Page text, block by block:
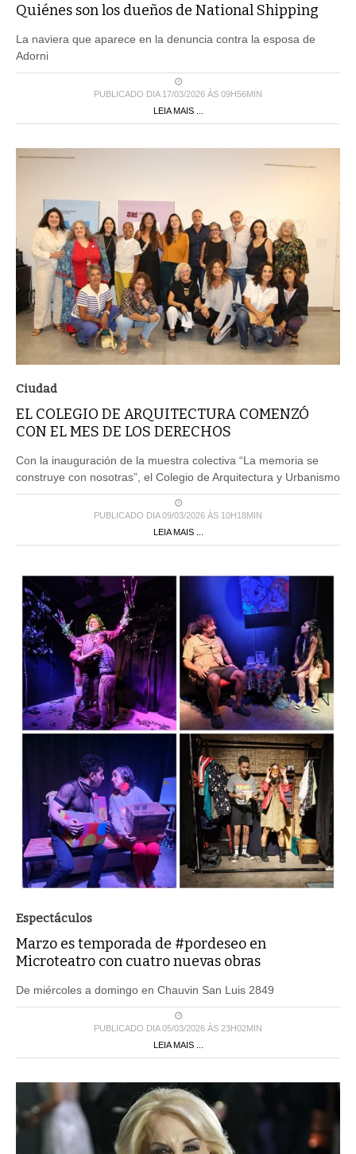
Quiénes son los dueños de National Shipping
La naviera que aparece en la denuncia contra la esposa de
Adorni
PUBLICADO DIA 17/03/2026 ÀS 09H56MIN
LEIA MAIS ...
Ciudad
EL COLEGIO DE ARQUITECTURA COMENZÓ
CON EL MES DE LOS DERECHOS
Con la inauguración de la muestra colectiva “La memoria se
construye con nosotras”, el Colegio de Arquitectura y Urbanismo
PUBLICADO DIA 09/03/2026 ÀS 10H18MIN
LEIA MAIS ...
Espectáculos
Marzo es temporada de #pordeseo en
Microteatro con cuatro nuevas obras
De miércoles a domingo en Chauvin San Luis 2849
PUBLICADO DIA 05/03/2026 ÀS 23H02MIN
LEIA MAIS ...